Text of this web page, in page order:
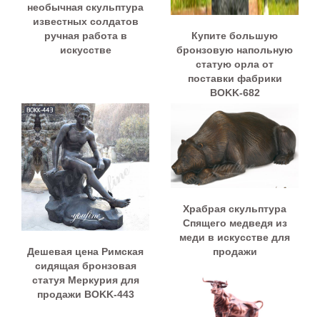
необычная скульптура
известных солдатов
ручная работа в
искусстве
Купите большую
бронзовую напольную
статую орла от
поставки фабрики
BOKK-682
Дешевая цена Римская
сидящая бронзовая
статуя Меркурия для
продажи BOKK-443
Храбрая скульптура
Спящего медведя из
меди в искусстве для
продажи